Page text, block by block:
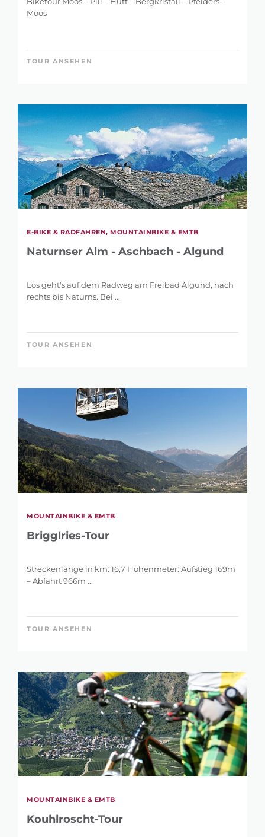
Moos
TOUR ANSEHEN
E-BIKE & RADFAHREN, MOUNTAINBIKE & EMTB
Naturnser Alm - Aschbach - Algund
Los geht's auf dem Radweg am Freibad Algund, nach
rechts bis Naturns. Bei ...
TOUR ANSEHEN
MOUNTAINBIKE & EMTB
Brigglries-Tour
Streckenlänge in km: 16,7 Höhenmeter: Aufstieg 169m
– Abfahrt 966m ...
TOUR ANSEHEN
MOUNTAINBIKE & EMTB
Kouhlroscht-Tour